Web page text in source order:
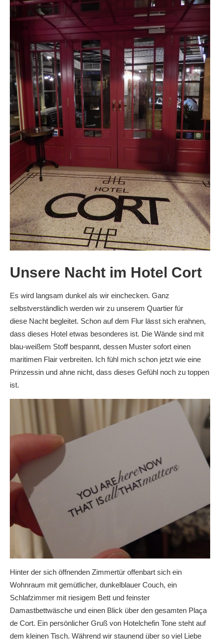
Unsere Nacht im Hotel Cort
Es wird langsam dunkel als wir einchecken. Ganz
selbstverständlich werden wir zu unserem Quartier für
diese Nacht begleitet. Schon auf dem Flur lässt sich erahnen,
dass dieses Hotel etwas besonderes ist. Die Wände sind mit
blau-weißem Stoff bespannt, dessen Muster sofort einen
maritimen Flair verbreiten. Ich fühl mich schon jetzt wie eine
Prinzessin und ahne nicht, dass dieses Gefühl noch zu toppen
ist.
Hinter der sich öffnenden Zimmertür offenbart sich ein
Wohnraum mit gemütlicher, dunkelblauer Couch, ein
Schlafzimmer mit riesigem Bett und feinster
Damastbettwäsche und einen Blick über den gesamten Plaça
de Cort. Ein persönlicher Gruß von Hotelchefin Tone steht auf
dem kleinen Tisch. Während wir staunend über so viel Liebe